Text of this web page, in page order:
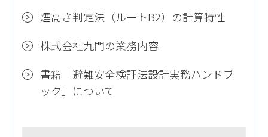
煙高さ判定法（ルートB2）の計算特性
株式会社九門の業務内容
書籍「避難安全検証法設計実務ハンドブ
ック」について